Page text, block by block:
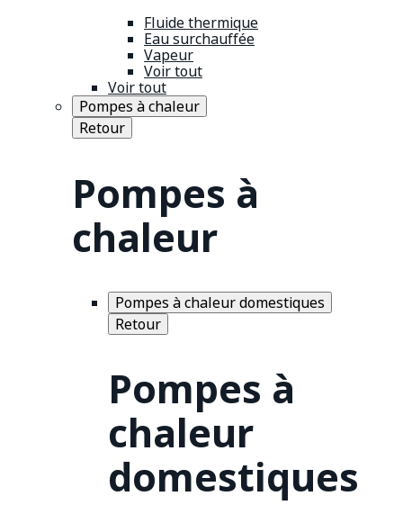
Fluide thermique
Eau surchauffée
Vapeur
Voir tout
Voir tout
Pompes à chaleur
Retour
Pompes à
chaleur
Pompes à chaleur domestiques
Retour
Pompes à
chaleur
domestiques